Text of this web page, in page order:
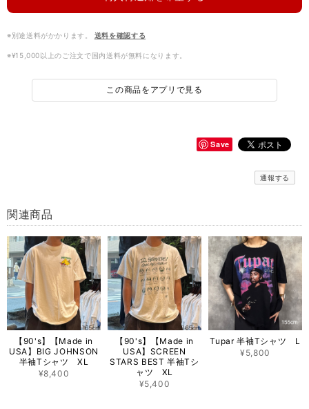
※別途送料がかかります。 送料を確認する
※¥15,000以上のご注文で国内送料が無料になります。
この商品をアプリで見る
Save
通報する
関連商品
【90's】【Made in
USA】BIG JOHNSON
半袖Tシャツ XL
¥8,400
【90's】【Made in
USA】SCREEN
STARS BEST 半袖Tシ
ャツ XL
¥5,400
Tupar 半袖Tシャツ L
¥5,800